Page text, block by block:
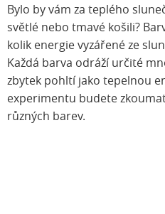
Bylo by vám za teplého
světlé nebo tmavé košili?
kolik energie vyzářené ze
Každá barva odráží určité
zbytek pohltí jako tepelnou
experimentu budete
různých barev.